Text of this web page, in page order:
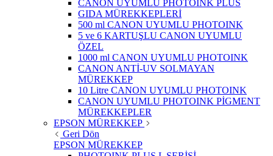
CANON UYUMLU PHOTOINK PLUS
GIDA MÜREKKEPLERİ
500 ml CANON UYUMLU PHOTOINK
5 ve 6 KARTUŞLU CANON UYUMLU
ÖZEL
1000 ml CANON UYUMLU PHOTOINK
CANON ANTİ-UV SOLMAYAN
MÜREKKEP
10 Litre CANON UYUMLU PHOTOINK
CANON UYUMLU PHOTOINK PİGMENT
MÜREKKEPLER
EPSON MÜREKKEP
Geri Dön
EPSON MÜREKKEP